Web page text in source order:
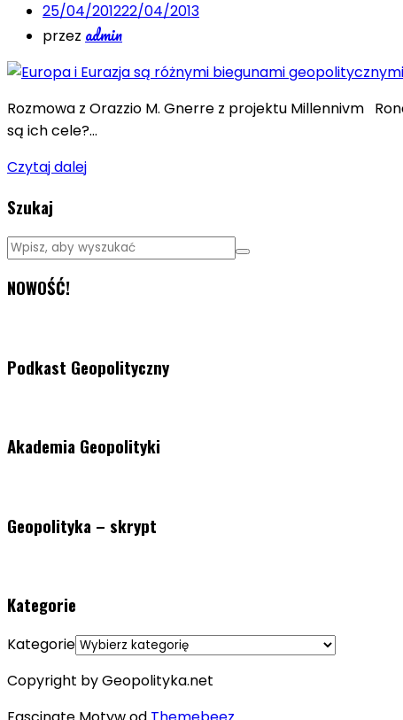
25/04/201222/04/2013
przez admin
Rozmowa z Orazzio M. Gnerre z projektu Millennivm
są ich cele?…
Czytaj dalej
Szukaj
NOWOŚĆ!
Podkast Geopolityczny
Akademia Geopolityki
Geopolityka – skrypt
Kategorie
Kategorie
Copyright by Geopolityka.net